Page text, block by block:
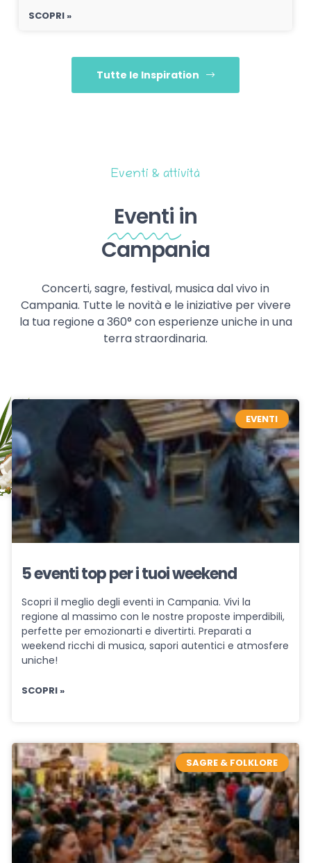
SCOPRI »
Tutte le Inspiration
Eventi & attività
Eventi in
Campania
Concerti, sagre, festival, musica dal vivo in
Campania. Tutte le novità e le iniziative per vivere
la tua regione a 360° con esperienze uniche in una
terra straordinaria.
EVENTI
5 eventi top per i tuoi weekend
Scopri il meglio degli eventi in Campania. Vivi la
regione al massimo con le nostre proposte imperdibili,
perfette per emozionarti e divertirti. Preparati a
weekend ricchi di musica, sapori autentici e atmosfere
uniche!
SCOPRI »
SAGRE & FOLKLORE